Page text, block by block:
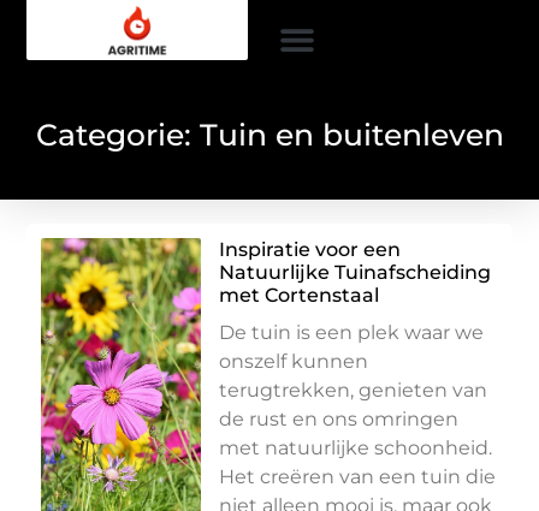
Categorie: Tuin en buitenleven
Inspiratie voor een
Natuurlijke Tuinafscheiding
met Cortenstaal
De tuin is een plek waar we
onszelf kunnen
terugtrekken, genieten van
de rust en ons omringen
met natuurlijke schoonheid.
Het creëren van een tuin die
niet alleen mooi is, maar ook